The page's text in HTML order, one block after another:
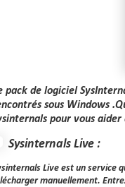
pack de logiciel
sous Windows
pour vous
Sysinternals Live :
Live est un service
manuellement.